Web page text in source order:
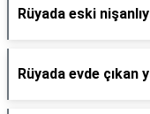
Rüyada eski
Rüyada evde çıkan